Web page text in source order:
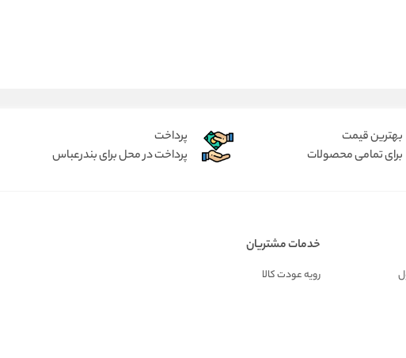
بهترین قیمت
برای تمامی محصولات
پرداخت
پرداخت در محل برای بندرعباس
خدمات مشتریان
رویه عودت کالا